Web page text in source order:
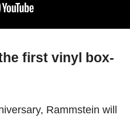
first vinyl box-
Rammstein will